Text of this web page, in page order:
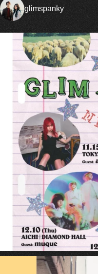
glimspanky